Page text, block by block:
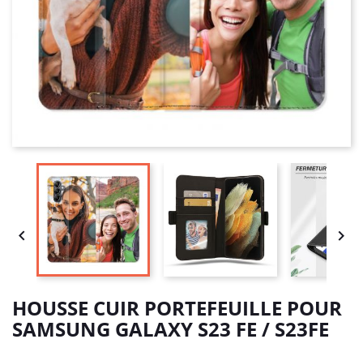
 
HOUSSE CUIR PORTEFEUILLE POUR
SAMSUNG GALAXY S23 FE / S23FE